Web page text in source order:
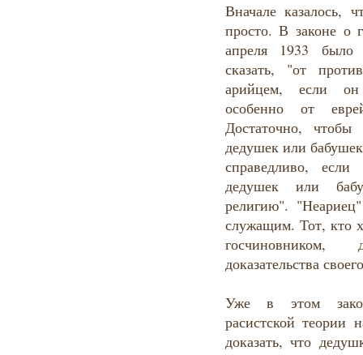
Вначале казалось,
просто. В законе о
апреля 1933 было
сказать, "от
арийцем, если он
особенно от
Достаточно,
дедушек или
справедливо,
дедушек или
религию".
служащим. Тот, кто
доказательства
Уже в этом
расистской теории
доказать, что